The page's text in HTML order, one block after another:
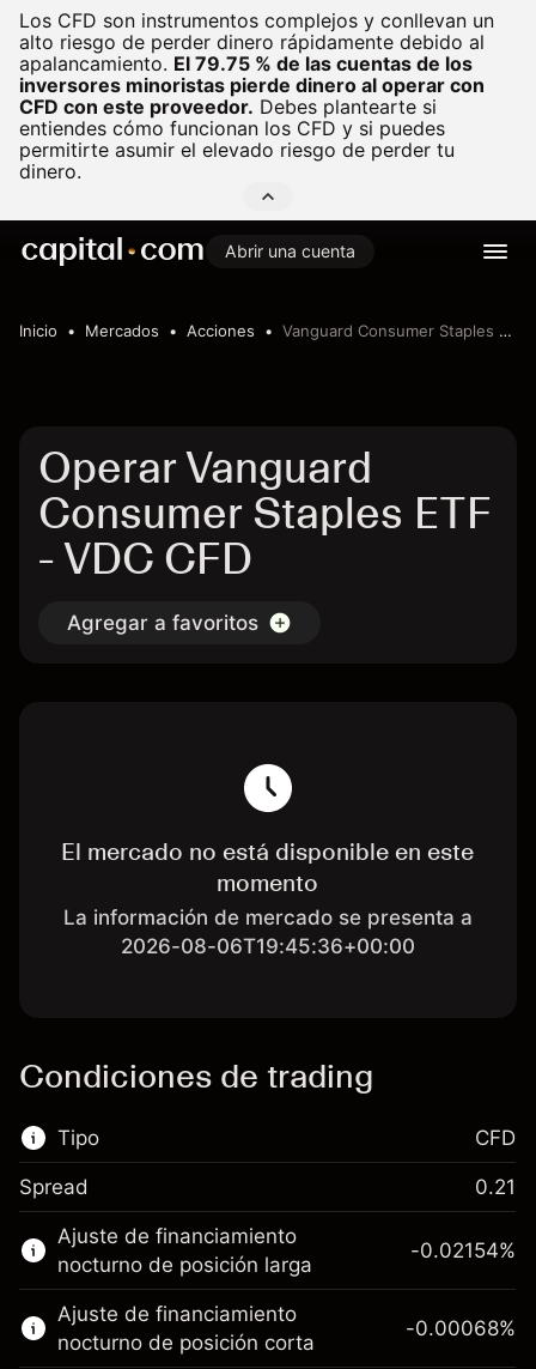
Los CFD son instrumentos complejos y conllevan un
alto riesgo de perder dinero rápidamente debido al
apalancamiento. El 79.75 % de las cuentas de los
inversores minoristas pierde dinero al operar con
CFD con este proveedor. Debes plantearte si
entiendes cómo funcionan los CFD y si puedes
permitirte asumir el elevado riesgo de perder tu
dinero.
Abrir una cuenta
Inicio Mercados Acciones Vanguard Consumer Staples ETF
Operar Vanguard
Consumer Staples ETF
- VDC CFD
Agregar a favoritos
El mercado no está disponible en este
momento
La información de mercado se presenta a
2026-08-06T19:45:36+00:00
Condiciones de trading
Tipo
Este mercado financiero está disponible para
hacer trading con CFD.
Obtén más información sobre:
CFD
CFD
Spread 0.21
Ajuste de financiamiento
nocturno de posición larga
-0.02154%
Ajuste de financiamiento
nocturno de posición corta
-0.00068%